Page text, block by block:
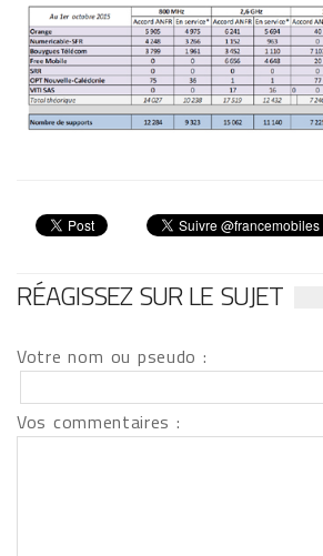
RÉAGISSEZ SUR LE SUJET
Votre nom ou pseudo :
Vos commentaires :